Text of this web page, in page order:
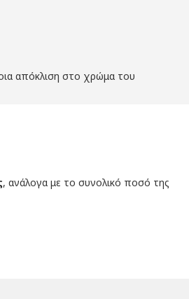
απόκλιση στο χρώμα του
, ανάλογα με το συνολικό ποσό της